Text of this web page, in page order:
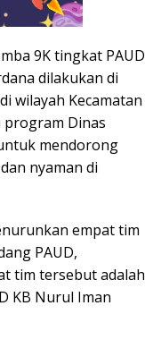
9K tingkat PAUD
dilakukan di
wilayah Kecamatan
program Dinas
mendorong
nyaman di
empat tim
PAUD,
tim tersebut adalah
KB Nurul Iman